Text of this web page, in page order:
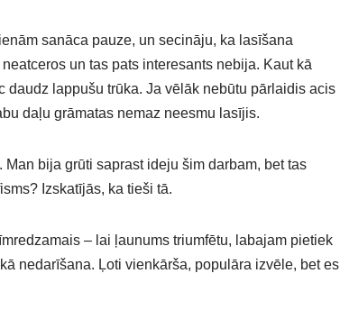
sanāca pauze, un secināju, ka lasīšana
un tas pats interesants nebija. Kaut kā
lappušu trūka. Ja vēlāk nebūtu pārlaidis acis
daļu grāmatas nemaz neesmu lasījis.
bija grūti saprast ideju šim darbam, bet tas
Izskatījās, ka tieši tā.
– lai ļaunums triumfētu, labajam pietiek
nedarīšana. Ļoti vienkārša, populāra izvēle, bet es